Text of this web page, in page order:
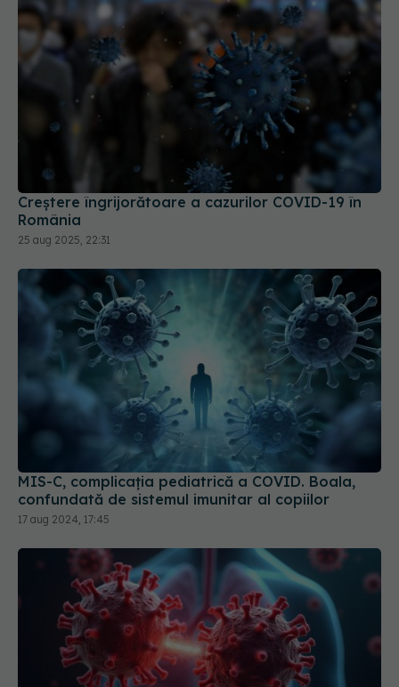
Creștere îngrijorătoare a cazurilor COVID-19 în
România
25 aug 2025, 22:31
MIS-C, complicația pediatrică a COVID. Boala,
confundată de sistemul imunitar al copiilor
17 aug 2024, 17:45